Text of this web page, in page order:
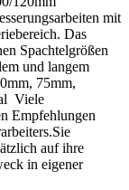
mit
Das
Spachtelgrößen
und langem
75mm,
Viele
Empfehlungen
auf ihre
in eigener